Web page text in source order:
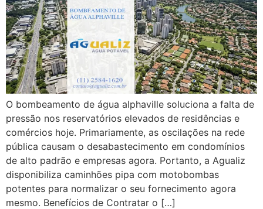
O bombeamento de água alphaville soluciona a falta de
pressão nos reservatórios elevados de residências e
comércios hoje. Primariamente, as oscilações na rede
pública causam o desabastecimento em condomínios
de alto padrão e empresas agora. Portanto, a Agualiz
disponibiliza caminhões pipa com motobombas
potentes para normalizar o seu fornecimento agora
mesmo. Benefícios de Contratar o […]